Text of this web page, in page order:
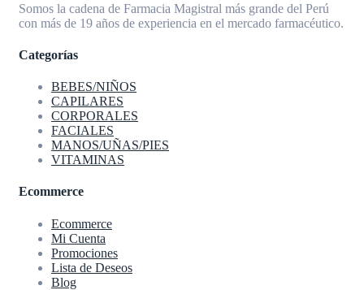
Somos la cadena de Farmacia Magistral más grande del Perú
con más de 19 años de experiencia en el mercado farmacéutico.
Categorías
BEBES/NIÑOS
CAPILARES
CORPORALES
FACIALES
MANOS/UÑAS/PIES
VITAMINAS
Ecommerce
Ecommerce
Mi Cuenta
Promociones
Lista de Deseos
Blog